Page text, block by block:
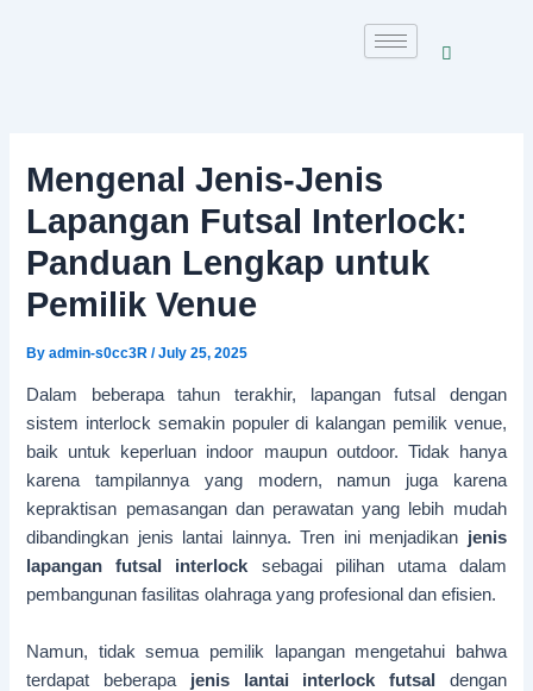
Mengenal Jenis-Jenis
Lapangan Futsal Interlock:
Panduan Lengkap untuk
Pemilik Venue
Byadmin-s0cc3R/July 25, 2025
Dalam beberapa tahun terakhir, lapangan futsal dengan
sistem interlock semakin populer di kalangan pemilik venue,
baik untuk keperluan indoor maupun outdoor. Tidak hanya
karena tampilannya yang modern, namun juga karena
kepraktisan pemasangan dan perawatan yang lebih mudah
dibandingkan jenis lantai lainnya. Tren ini menjadikan jenis
lapangan futsal interlock sebagai pilihan utama dalam
pembangunan fasilitas olahraga yang profesional dan efisien.
Namun, tidak semua pemilik lapangan mengetahui bahwa
terdapat beberapa jenis lantai interlock futsal
dengan